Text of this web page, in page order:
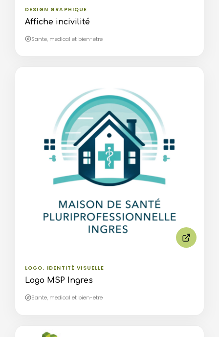
DESIGN GRAPHIQUE
Affiche incivilité
Sante, medical et bien-etre
LOGO, IDENTITÉ VISUELLE
Logo MSP Ingres
Sante, medical et bien-etre